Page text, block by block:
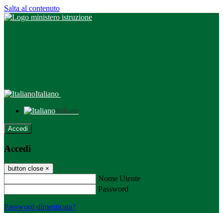
Salta al contenuto
Italiano
Italiano
Accedi
Accedi
button close ×
Nome Utente
Password
Password dimenticata?